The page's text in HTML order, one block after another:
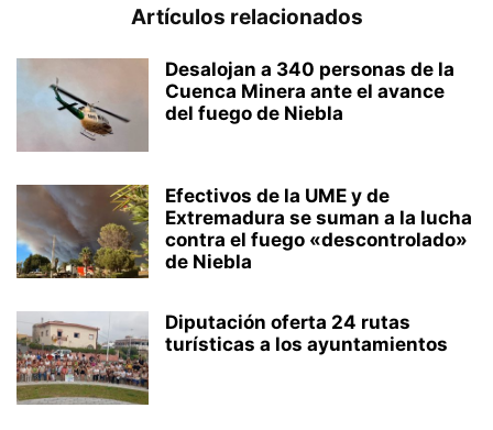
Artículos relacionados
Desalojan a 340 personas de la
Cuenca Minera ante el avance
del fuego de Niebla
Efectivos de la UME y de
Extremadura se suman a la lucha
contra el fuego «descontrolado»
de Niebla
Diputación oferta 24 rutas
turísticas a los ayuntamientos